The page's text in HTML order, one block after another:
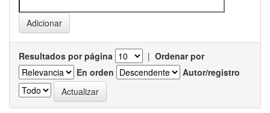
Resultados por página | Ordenar por
En orden
Autor/registro